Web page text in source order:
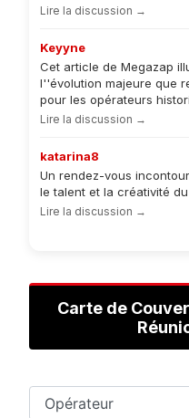
Lire la discussion →
Keyyne
Cet article de Megazap
l''évolution majeure que
pour les opérateurs
Lire la discussion →
katarina8
Un rendez-vous
le talent et la créativité
Lire la discussion →
Carte de